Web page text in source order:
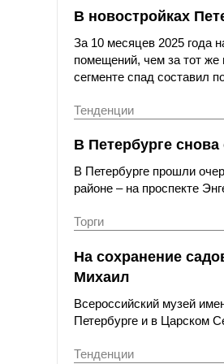
В новостройках
За 10 месяцев 2025 года
помещений, чем за тот
сегменте спад составил
Тенденции
В Петербурге
В Петербурге прошли
районе – на проспекте
Торги
На сохранение
Михаил
Всероссийский музей
Петербурге и в Царском
Тенденции